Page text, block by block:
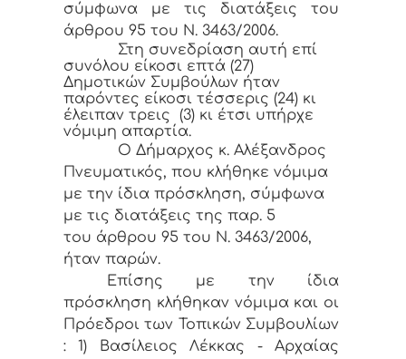
σύμφωνα με τις διατάξεις του
άρθρου 95 του Ν. 3463/2006.
Στη συνεδρίαση αυτή επί
συνόλου είκοσι επτά (27)
Δημοτικών Συμβούλων ήταν
παρόντες είκοσι τέσσερις (24) κι
έλειπαν τρεις (3) κι έτσι υπήρχε
νόμιμη απαρτία.
Ο Δήμαρχος κ. Αλέξανδρος
Πνευματικός, που κλήθηκε νόμιμα
με την ίδια πρόσκληση, σύμφωνα
με τις διατάξεις της παρ. 5
του άρθρου 95 του Ν. 3463/2006,
ήταν παρών.
Επίσης με την ίδια
πρόσκληση κλήθηκαν νόμιμα και οι
Πρόεδροι των Τοπικών Συμβουλίων
: 1) Βασίλειος Λέκκας - Αρχαίας